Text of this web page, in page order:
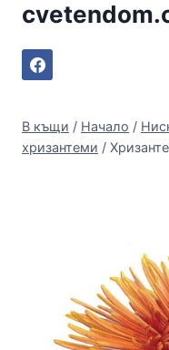
Към
В къщи / Начало /
хризантеми /